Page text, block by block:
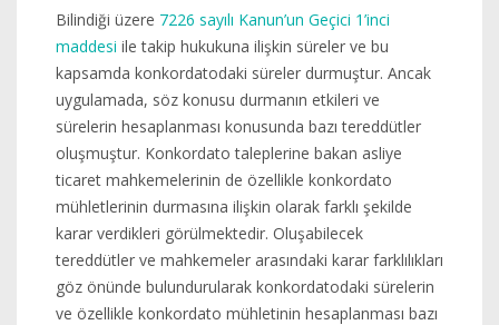
Bilindiği üzere 7226 sayılı Kanun’un Geçici 1’inci
maddesi ile takip hukukuna ilişkin süreler ve bu
kapsamda konkordatodaki süreler durmuştur. Ancak
uygulamada, söz konusu durmanın etkileri ve
sürelerin hesaplanması konusunda bazı tereddütler
oluşmuştur. Konkordato taleplerine bakan asliye
ticaret mahkemelerinin de özellikle konkordato
mühletlerinin durmasına ilişkin olarak farklı şekilde
karar verdikleri görülmektedir. Oluşabilecek
tereddütler ve mahkemeler arasındaki karar farklılıkları
göz önünde bulundurularak konkordatodaki sürelerin
ve özellikle konkordato mühletinin hesaplanması bazı